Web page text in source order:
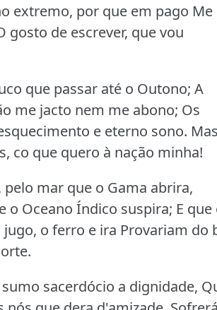
extremo, por que em pago Me
gosto de escrever, que vou
que passar até o Outono; A
me jacto nem me abono; Os
e eterno sono.
co que quero à nação minha!
pelo mar que o Gama abrira,
Oceano Índico suspira; E que
o ferro e ira Provariam do
sacerdócio a dignidade,